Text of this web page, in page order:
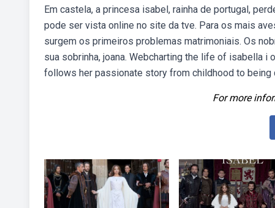
Em castela, a princesa isabel, rainha de portugal,
pode ser vista online no site da tve. Para os mais
surgem os primeiros problemas matrimoniais. Os
sua sobrinha, joana. Webcharting the life of isabella
follows her passionate story from childhood to being
For more